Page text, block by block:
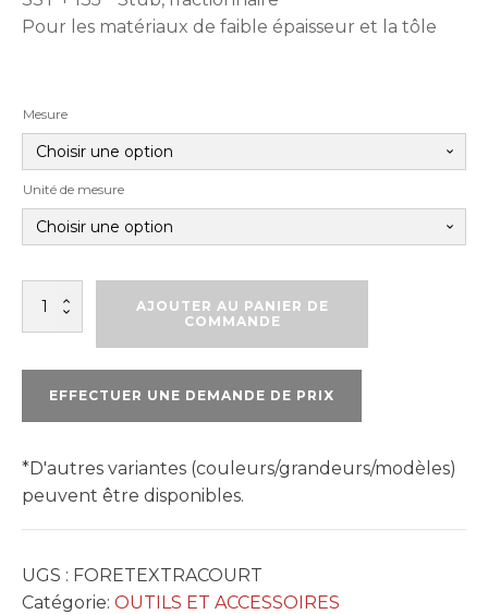
Pour les matériaux de faible épaisseur et la tôle
Mesure
Unité de mesure
quantité
AJOUTER AU PANIER DE
COMMANDE
EFFECTUER UNE DEMANDE DE PRIX
*D'autres variantes (couleurs/grandeurs/modèles)
peuvent être disponibles.
UGS : FORETEXTRACOURT
Catégorie: OUTILS ET ACCESSOIRES